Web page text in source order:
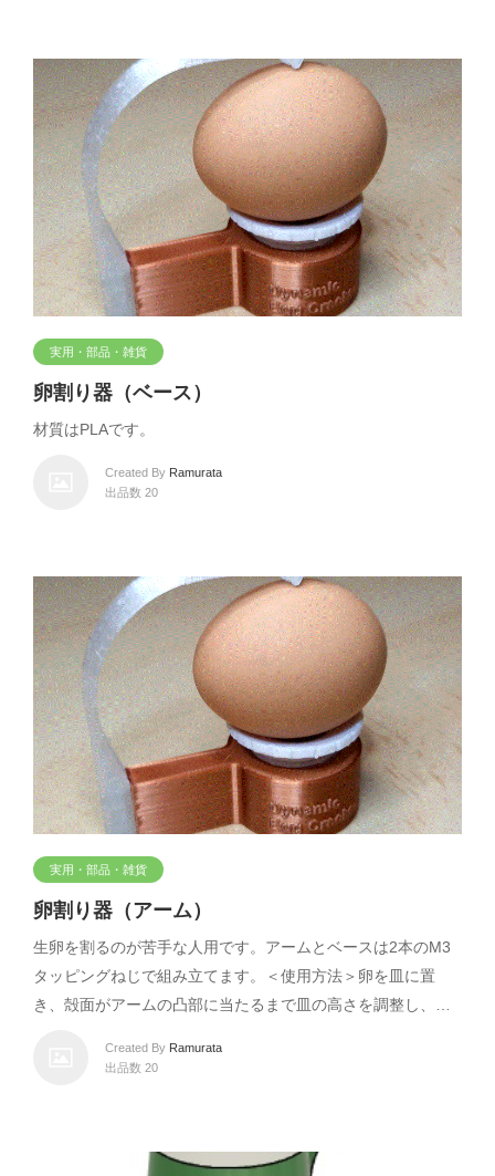
実用・部品・雑貨
卵割り器（ベース）
材質はPLAです。
Created By Ramurata
出品数 20
実用・部品・雑貨
卵割り器（アーム）
生卵を割るのが苦手な人用です。アームとベースは2本のM3
タッピングねじで組み立てます。＜使用方法＞卵を皿に置
き、殻面がアームの凸部に当たるまで皿の高さを調整し、…
Created By Ramurata
出品数 20